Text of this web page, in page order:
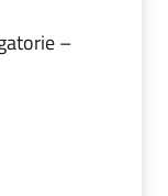
–